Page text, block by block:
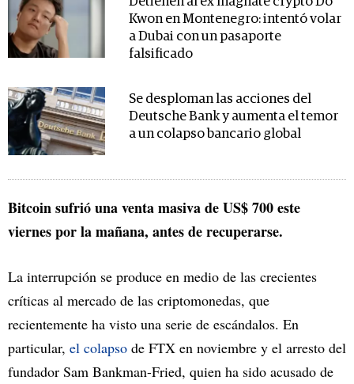
Kwon en Montenegro: intentó volar
a Dubai con un pasaporte
falsificado
Se desploman las acciones del
Deutsche Bank y aumenta el temor
a un colapso bancario global
Bitcoin sufrió una venta masiva de US$ 700 este
viernes por la mañana, antes de recuperarse.
La interrupción se produce en medio de las crecientes
críticas al mercado de las criptomonedas, que
recientemente ha visto una serie de escándalos. En
particular, el colapso de FTX en noviembre y el arresto del
fundador Sam Bankman-Fried, quien ha sido acusado de